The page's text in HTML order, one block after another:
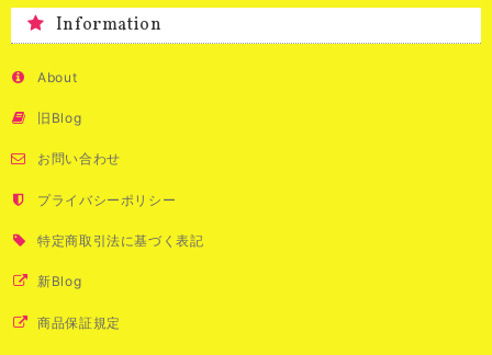
Information
About
旧Blog
お問い合わせ
プライバシーポリシー
特定商取引法に基づく表記
新Blog
商品保証規定